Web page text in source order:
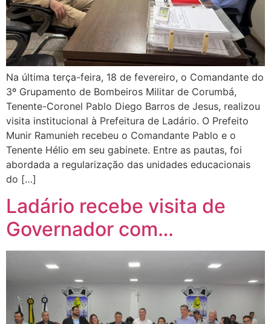
Na última terça-feira, 18 de fevereiro, o Comandante do
3º Grupamento de Bombeiros Militar de Corumbá,
Tenente-Coronel Pablo Diego Barros de Jesus, realizou
visita institucional à Prefeitura de Ladário. O Prefeito
Munir Ramunieh recebeu o Comandante Pablo e o
Tenente Hélio em seu gabinete. Entre as pautas, foi
abordada a regularização das unidades educacionais
do […]
Ladário recebe visita de
Governador com…